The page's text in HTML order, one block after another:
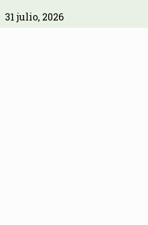
31 julio, 2026